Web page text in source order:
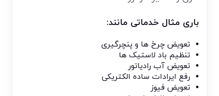
باری مثال خدماتی مانند:
تعویض چرخ ها و پنچرگیری
تنظیم باد لاستیک ها
تعویض آب رادیاتور
رفع ایرادات ساده الکتریکی
تعویض فیوز